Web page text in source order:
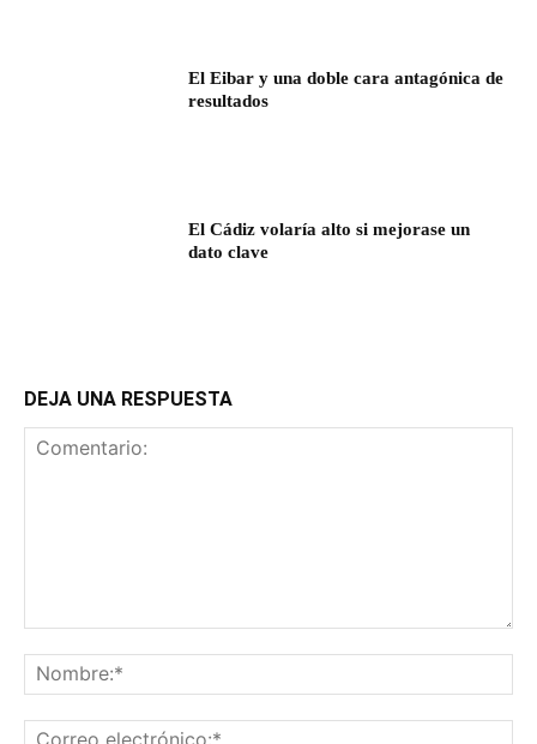
El Eibar y una doble cara antagónica de
resultados
El Cádiz volaría alto si mejorase un
dato clave
DEJA UNA RESPUESTA